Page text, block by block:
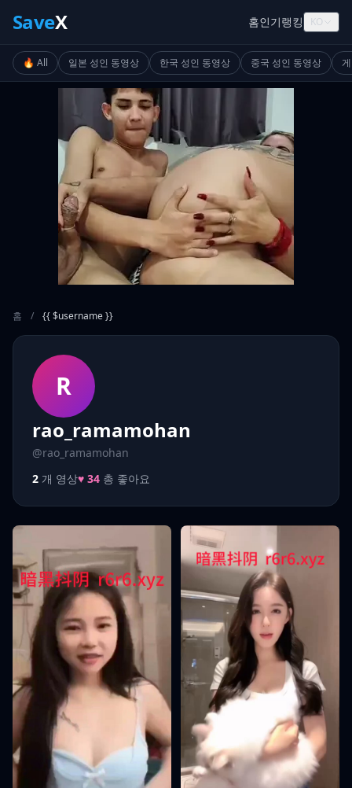
SaveX 홈인기랭킹 KO
🔥 All 일본 성인 동영상 한국 성인 동영상 중국 성인 동영상
홈 / {{ $username }}
R
rao_ramamohan
@rao_ramamohan
2 개 영상♥ 34 총 좋아요